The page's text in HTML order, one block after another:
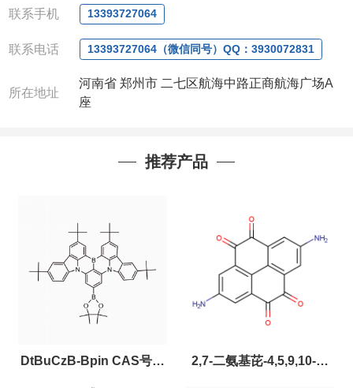
微信 :13393727064
联系人: 沈晓东(欢迎致电,或QQ、微信联系)
联系手机 13393727064
联系电话 13393727064（微信同号）QQ：3930072831
所在地址
河南省 郑州市 二七区航海中路正商航海广场A
座
推荐产品
DtBuCzB-Bpin CAS号： 2,7-二氨基芘-4,5,9,10-四